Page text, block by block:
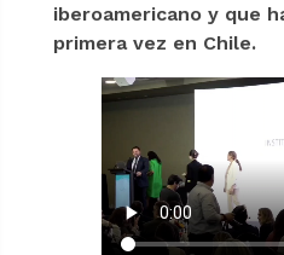
iberoamericano y que
primera vez en Chile.